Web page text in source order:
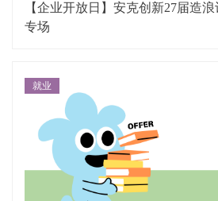
【企业开放日】安克创新27届造
专场
就业